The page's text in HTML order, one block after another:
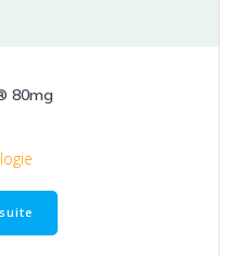
80mg